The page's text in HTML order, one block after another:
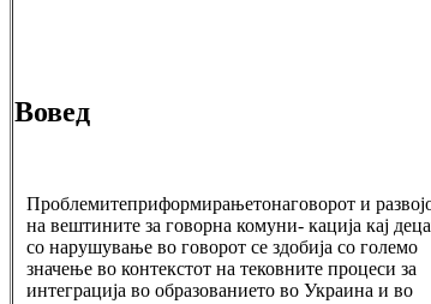
Вовед
Проблемитеприформирањетонаговорот и
на вештините за говорна комуни- кација кај
со нарушување во говорот се здобија со големо
значење во контекстот на тековните процеси за
интеграција во образованието во Украина и во